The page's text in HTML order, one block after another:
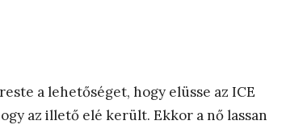
a lehetőséget, hogy elüsse az ICE
az illető elé került. Ekkor a nő lassan